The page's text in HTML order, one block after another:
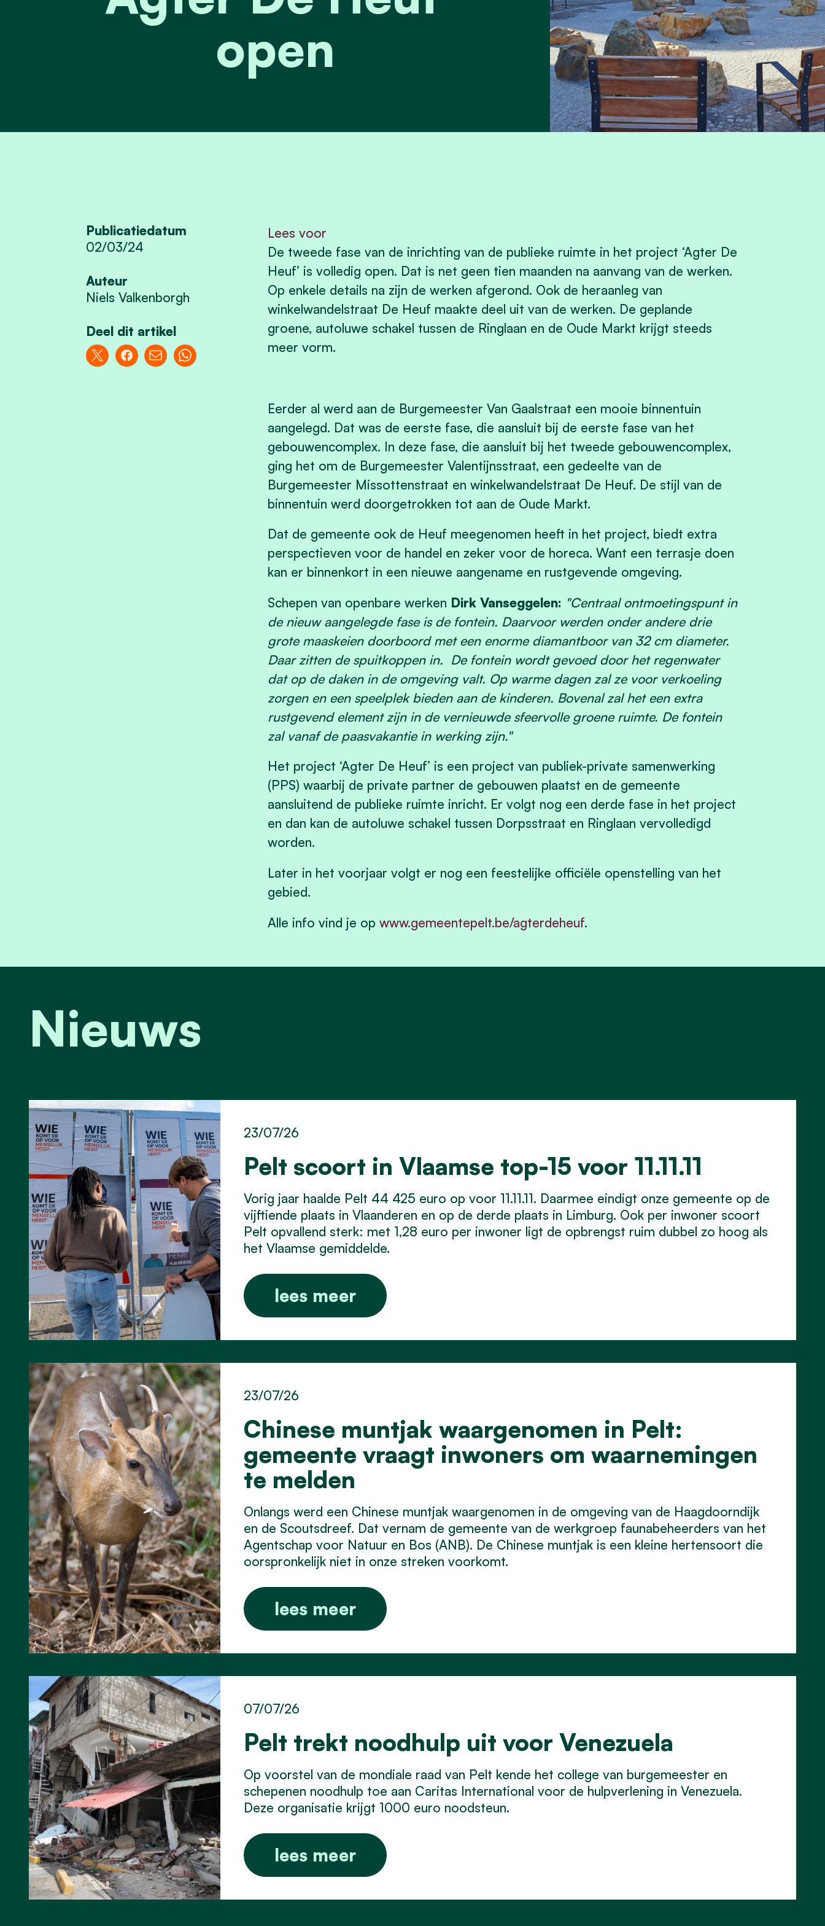
open
Publicatiedatum
02/03/24
Auteur
Niels Valkenborgh
Deel dit artikel
Lees voor
De tweede fase van de inrichting van de publieke ruimte in het project ‘Agter De
Heuf’ is volledig open. Dat is net geen tien maanden na aanvang van de werken.
Op enkele details na zijn de werken afgerond. Ook de heraanleg van
winkelwandelstraat De Heuf maakte deel uit van de werken. De geplande
groene, autoluwe schakel tussen de Ringlaan en de Oude Markt krijgt steeds
meer vorm.
Eerder al werd aan de Burgemeester Van Gaalstraat een mooie binnentuin
aangelegd. Dat was de eerste fase, die aansluit bij de eerste fase van het
gebouwencomplex. In deze fase, die aansluit bij het tweede gebouwencomplex,
ging het om de Burgemeester Valentijnsstraat, een gedeelte van de
Burgemeester Missottenstraat en winkelwandelstraat De Heuf. De stijl van de
binnentuin werd doorgetrokken tot aan de Oude Markt.
Dat de gemeente ook de Heuf meegenomen heeft in het project, biedt extra
perspectieven voor de handel en zeker voor de horeca. Want een terrasje doen
kan er binnenkort in een nieuwe aangename en rustgevende omgeving.
Schepen van openbare werken Dirk Vanseggelen: "Centraal ontmoetingspunt in
de nieuw aangelegde fase is de fontein. Daarvoor werden onder andere drie
grote maaskeien doorboord met een enorme diamantboor van 32 cm diameter.
Daar zitten de spuitkoppen in. De fontein wordt gevoed door het regenwater
dat op de daken in de omgeving valt. Op warme dagen zal ze voor verkoeling
zorgen en een speelplek bieden aan de kinderen. Bovenal zal het een extra
rustgevend element zijn in de vernieuwde sfeervolle groene ruimte. De fontein
zal vanaf de paasvakantie in werking zijn."
Het project ‘Agter De Heuf’ is een project van publiek-private samenwerking
(PPS) waarbij de private partner de gebouwen plaatst en de gemeente
aansluitend de publieke ruimte inricht. Er volgt nog een derde fase in het project
en dan kan de autoluwe schakel tussen Dorpsstraat en Ringlaan vervolledigd
worden.
Later in het voorjaar volgt er nog een feestelijke officiële openstelling van het
gebied.
Alle info vind je op www.gemeentepelt.be/agterdeheuf.
Nieuws
Pelt scoort in Vlaamse top-15 voor 11.11.11
23/07/26
Vorig jaar haalde Pelt 44 425 euro op voor 11.11.11. Daarmee eindigt onze gemeente op de
vijftiende plaats in Vlaanderen en op de derde plaats in Limburg. Ook per inwoner scoort
Pelt opvallend sterk: met 1,28 euro per inwoner ligt de opbrengst ruim dubbel zo hoog als
het Vlaamse gemiddelde.
lees meer
Chinese muntjak waargenomen in Pelt:
gemeente vraagt inwoners om waarnemingen
te melden
23/07/26
Onlangs werd een Chinese muntjak waargenomen in de omgeving van de Haagdoorndijk
en de Scoutsdreef. Dat vernam de gemeente van de werkgroep faunabeheerders van het
Agentschap voor Natuur en Bos (ANB). De Chinese muntjak is een kleine hertensoort die
oorspronkelijk niet in onze streken voorkomt.
lees meer
Pelt trekt noodhulp uit voor Venezuela
07/07/26
Op voorstel van de mondiale raad van Pelt kende het college van burgemeester en
schepenen noodhulp toe aan Caritas International voor de hulpverlening in Venezuela.
Deze organisatie krijgt 1000 euro noodsteun.
lees meer